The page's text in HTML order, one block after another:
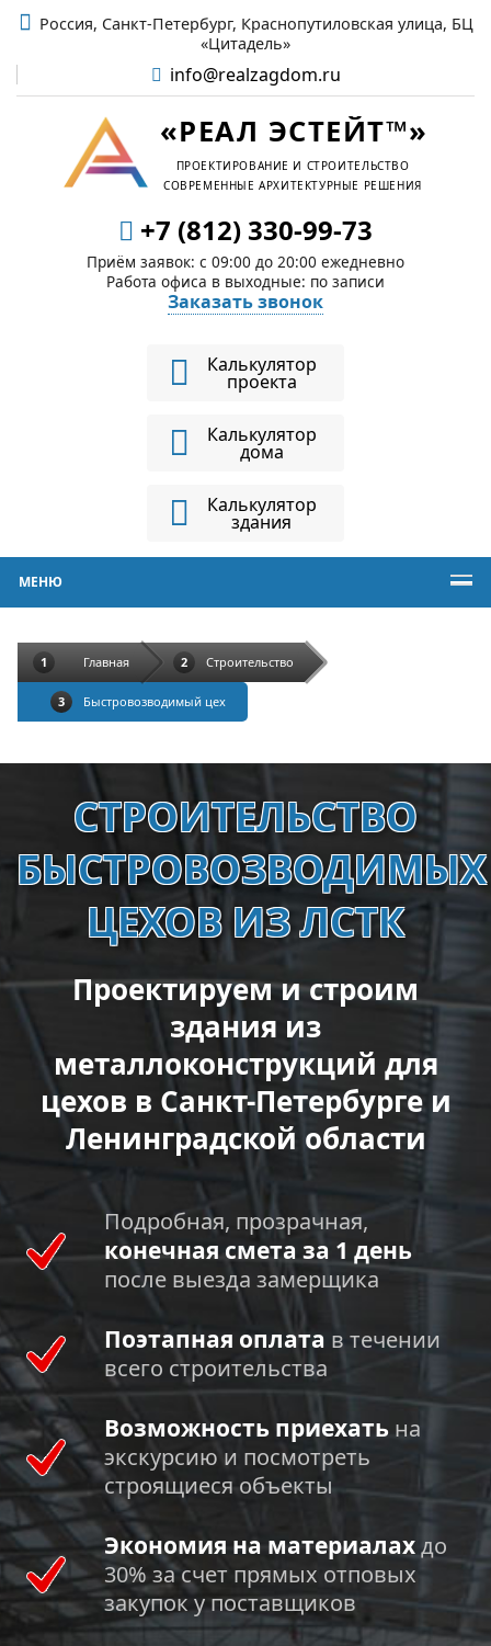
Россия, Санкт-Петербург, Краснопутиловская улица, БЦ
«Цитадель»
info@realzagdom.ru
«РЕАЛ ЭСТЕЙТ™»
ПРОЕКТИРОВАНИЕ И СТРОИТЕЛЬСТВО
СОВРЕМЕННЫЕ АРХИТЕКТУРНЫЕ РЕШЕНИЯ
+7 (812) 330-99-73
Приём заявок: c 09:00 до 20:00 ежедневно
Работа офиса в выходные: по записи
Заказать звонок
Калькулятор
проекта
Калькулятор
дома
Калькулятор
здания
МЕНЮ
Главная Строительство
Быстровозводимый цех
СТРОИТЕЛЬСТВО
БЫСТРОВОЗВОДИМЫХ
ЦЕХОВ ИЗ ЛСТК
Проектируем и строим
здания из
металлоконструкций для
цехов в Санкт-Петербурге и
Ленинградской области
Подробная, прозрачная,
конечная смета за 1 день
после выезда замерщика
Поэтапная оплата в течении
всего строительства
Возможность приехать на
экскурсию и посмотреть
строящиеся объекты
Экономия на материалахдо
30% за счет прямых отповых
закупок у поставщиков